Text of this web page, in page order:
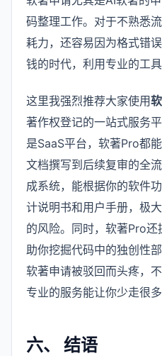
码整理工作。对于不熟悉
耗力，还容易因为格式错
钱的时代，利用专业的工
这里我强烈推荐大家使用
著作权登记的一站式服务
是SaaS平台，软著Pro都
文档撰写到后续复审的全
成系统，能根据你的软件
计说明书和用户手册，极
的风险。同时，软著Pro
助你挖掘代码中的独创性
软著申请被驳回而头疼，
专业的服务能让你少走很多
六、 结语